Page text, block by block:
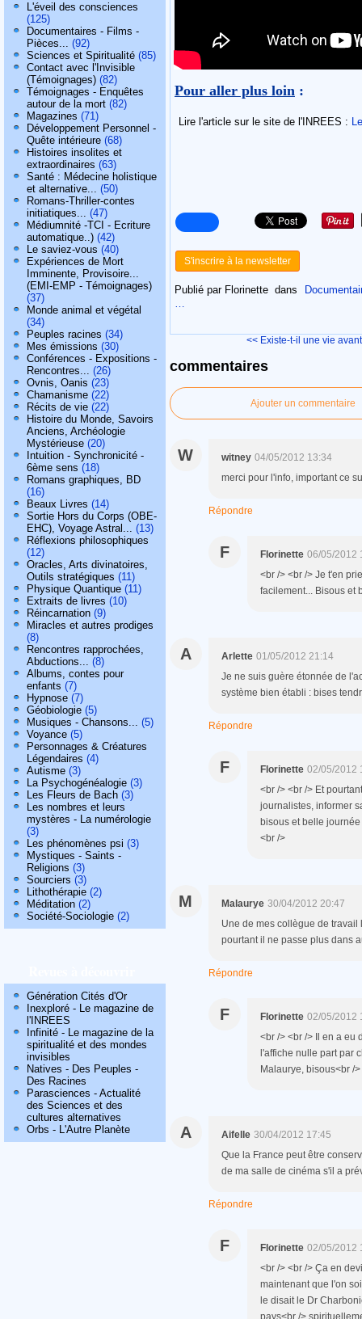
L'éveil des consciences
(125)
Documentaires - Films -
Pièces... (92)
Sciences et Spiritualité (85)
Contact avec l'Invisible
(Témoignages) (82)
Témoignages - Enquêtes
autour de la mort (82)
Magazines (71)
Développement Personnel -
Quête intérieure (68)
Histoires insolites et
extraordinaires (63)
Santé : Médecine holistique
et alternative... (50)
Romans-Thriller-contes
initiatiques... (47)
Médiumnité -TCI - Ecriture
automatique..) (42)
Le saviez-vous (40)
Expériences de Mort
Imminente, Provisoire...
(EMI-EMP - Témoignages)
(37)
Monde animal et végétal
(34)
Peuples racines (34)
Mes émissions (30)
Conférences - Expositions -
Rencontres... (26)
Ovnis, Oanis (23)
Chamanisme (22)
Récits de vie (22)
Histoire du Monde, Savoirs
Anciens, Archéologie
Mystérieuse (20)
Intuition - Synchronicité -
6ème sens (18)
Romans graphiques, BD
(16)
Beaux Livres (14)
Sortie Hors du Corps (OBE-
EHC), Voyage Astral... (13)
Réflexions philosophiques
(12)
Oracles, Arts divinatoires,
Outils stratégiques (11)
Physique Quantique (11)
Extraits de livres (10)
Réincarnation (9)
Miracles et autres prodiges
(8)
Rencontres rapprochées,
Abductions... (8)
Albums, contes pour
enfants (7)
Hypnose (7)
Géobiologie (5)
Musiques - Chansons... (5)
Voyance (5)
Personnages & Créatures
Légendaires (4)
Autisme (3)
La Psychogénéalogie (3)
Les Fleurs de Bach (3)
Les nombres et leurs
mystères - La numérologie
(3)
Les phénomènes psi (3)
Mystiques - Saints -
Religions (3)
Sourciers (3)
Lithothérapie (2)
Méditation (2)
Société-Sociologie (2)
Génération Cités d'Or
Inexploré - Le magazine de
l'INREES
Infinité - Le magazine de la
spiritualité et des mondes
invisibles
Natives - Des Peuples -
Des Racines
Parasciences - Actualité
des Sciences et des
cultures alternatives
Orbs - L'Autre Planète
Pour aller plus loin :
Lire l'article sur le site de l'INREES :
S'inscrire à la newsletter
Publié par Florinette dans
…
<< Existe-t-il une vie
commentaires
Ajouter un commentaire
W witney 04/05/2012 13:34
merci pour l'info, important ce
Répondre
F Florinette 06/05/2012
<br /> <br /> Je t'en
facilement... Bisous et
A Arlette 01/05/2012 21:14
Je ne suis guère étonnée de
système bien établi : bises
Répondre
F Florinette 02/05/2012
<br /> <br /> Et
journalistes, informer
bisous et belle
<br />
M Malaurye 30/04/2012 20:47
Une de mes collègue de travail
pourtant il ne passe plus dans
Répondre
F Florinette 02/05/2012
<br /> <br /> Il en a eu
l'affiche nulle part par
Malaurye, bisous<br /
A Aifelle 30/04/2012 17:45
Que la France peut être
de ma salle de cinéma s'il a
Répondre
F Florinette 02/05/2012
<br /> <br /> Ça en
maintenant que l'on
le disait le Dr
pays<br />